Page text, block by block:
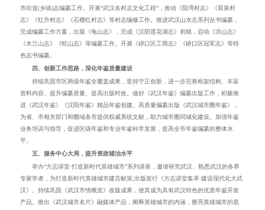
市街道(乡镇)志编纂工作。开展“武汉名村志文化工程”，推动《阳湾村志》《双泉村
志》《红升村志》《石榴红村志》等村志编修工作。推进武汉山水志系列丛书编纂，
完成编纂工作方案，出版《龟山志》，完成《汉阳莲花湖志》初稿，启动《洪山志》
《木兰山志》《蛇山志》等编纂工作。开展《硚口区工商志》《硚口区冠军志》等特
色志书编纂。
四、创新工作思路，深化年鉴质量建设
持续巩固市区两级年鉴全覆盖成果，坚持守正创新，进一步完善框架结构、丰富
资料内容、提升编纂质量、提高出版时效 。做好《武汉年鉴》编纂出版工作，积极推
进《武汉年鉴》《汉阳年鉴》精品年鉴创建。高质量编纂出版《武汉城市圈年鉴》，
为省、市相关部门和圈域各市提供权威系统文献，助力城市圈同城化建设。加强年鉴
业务培训与指导，促进区级年鉴和专业年鉴科学发展，提高全市年鉴编纂的整体水
平。
五、服务中心大局，提升资政辅治水平
举办“方志讲堂·打造新时代英雄城市”系列讲座，邀请研究武汉、熟悉武汉的各界
专家学者，为打造新时代英雄城市建言献策;出版发行《方志讲堂集萃·建设现代化大武
汉》。持续巩固《武汉市情概览》改版成果，使其成为具有武汉特色的优质年鉴开发
产品。推出《武汉城市名片》融媒体产品，阐释英雄城市的内涵，擦亮英雄城市的底